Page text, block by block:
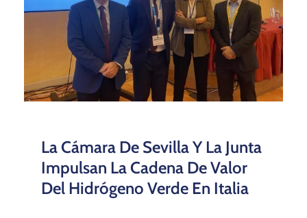
La Cámara De Sevilla Y La Junta
Impulsan La Cadena De Valor
Del Hidrógeno Verde En Italia